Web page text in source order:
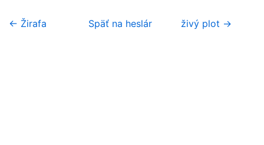
← Žirafa Späť na heslár živý plot →